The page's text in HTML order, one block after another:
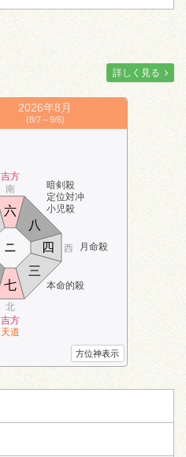
詳しく見る
2026年8月
(8/7～9/6)
吉方
暗剣殺
定位対冲
小児殺
月命殺
吉方
天道
本命的殺
南
北
西
七
八
ニ
三
四
六
方位神表示